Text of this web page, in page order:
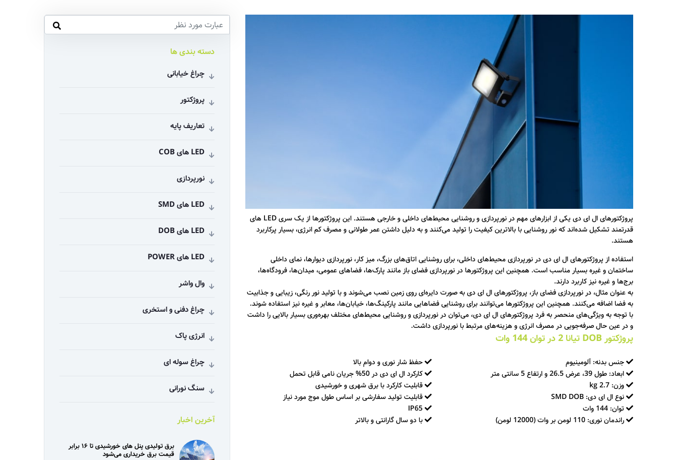
پروژکتورهای ال ای دی یکی از ابزارهای مهم در نورپردازی و روشنایی محیط‌های داخلی و خارجی هستند. این پروژکتورها از یک سری LED های
قدرتمند تشکیل شده‌اند که نور روشنایی با بالاترین کیفیت را تولید می‌کنند و به دلیل داشتن عمر طولانی و مصرف کم انرژی، بسیار پرکاربرد
هستند.
استفاده از پروژکتورهای ال ای دی در نورپردازی محیط‌های داخلی، برای روشنایی اتاق‌های بزرگ، میز کار، نورپردازی دیوارها، نمای داخلی
ساختمان و غیره بسیار مناسب است. همچنین این پروژکتورها در نورپردازی فضای باز مانند پارک‌ها، فضاهای عمومی، میدان‌ها، فرودگاه‌ها،
برج‌ها و غیره نیز کاربرد دارند.
به عنوان مثال، در نورپردازی فضای باز، پروژکتورهای ال ای دی به صورت دایره‌ای روی زمین نصب می‌شوند و با تولید نور رنگی، زیبایی و جذابیت
به فضا اضافه می‌کنند. همچنین این پروژکتورها می‌توانند برای روشنایی فضاهایی مانند پارکینگ‌ها، خیابان‌ها، معابر و غیره نیز استفاده شوند.
با توجه به ویژگی‌های منحصر به فرد پروژکتورهای ال ای دی، می‌توان در نورپردازی و روشنایی محیط‌های مختلف بهره‌وری بسیار بالایی را داشت
و در عین حال صرفه‌جویی در مصرف انرژی و هزینه‌های مرتبط با نورپردازی داشت.
پروژکتور DOB تیانا 2 در توان 144 وات
جنس بدنه: آلومینیوم
ابعاد: طول 39، عرض 26.5 و ارتفاع 5 سانتی متر
وزن: 2.7 kg
نوع ال ای دی: SMD DOB
توان: 144 وات
راندمان نوری: 110 لومن بر وات (12000 لومن)
حفظ شار نوری و دوام بالا
کارکرد ال ای دی در 50% جریان نامی قابل تحمل
قابلیت کارکرد با برق شهری و خورشیدی
قابلیت تولید سفارشی بر اساس طول موج مورد نیاز
با دو سال گارانتی و بالاتر
دسته بندی ها
چراغ خیابانی
پروژکتور
تعاریف پایه
LED های COB
نورپردازی
LED های SMD
LED های DOB
LED های POWER
وال واشر
چراغ دفنی و استخری
انرژی پاک
چراغ سوله ای
سنگ نورانی
آخرین اخبار
برق تولیدی پنل‌ های خورشیدی تا ۱۶ برابر
قیمت برق خریداری می‌شود